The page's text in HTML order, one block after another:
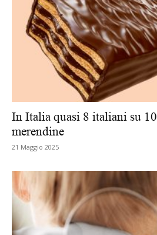
In Italia quasi 8 italiani su
merendine
21 Maggio 2025